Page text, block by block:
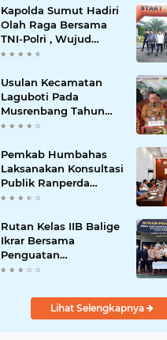
Kapolda Sumut Hadiri
Olah Raga Bersama
TNI-Polri , Wujud
Kebersamaan Menjaga
Usulan Kecamatan
Laguboti Pada
Musrenbang Tahun
2025, Bupati Toba
Mendukung
Pertumbuhan
Pariwisata.
Pemkab Humbahas
Laksanakan Konsultasi
Publik Ranperda
Pemajuan
Rutan Kelas IIB Balige
Ikrar Bersama
Penguatan
Pemasyarakatan.
Lihat Selengkapnya